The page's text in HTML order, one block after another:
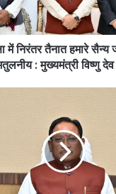
में निरंतर तैनात हमारे सैन्य
: मुख्यमंत्री विष्णु